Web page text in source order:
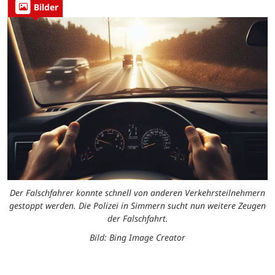
Bilder
Der Falschfahrer konnte schnell von anderen Verkehrsteilnehmern
gestoppt werden. Die Polizei in Simmern sucht nun weitere Zeugen
der Falschfahrt.
Bild: Bing Image Creator